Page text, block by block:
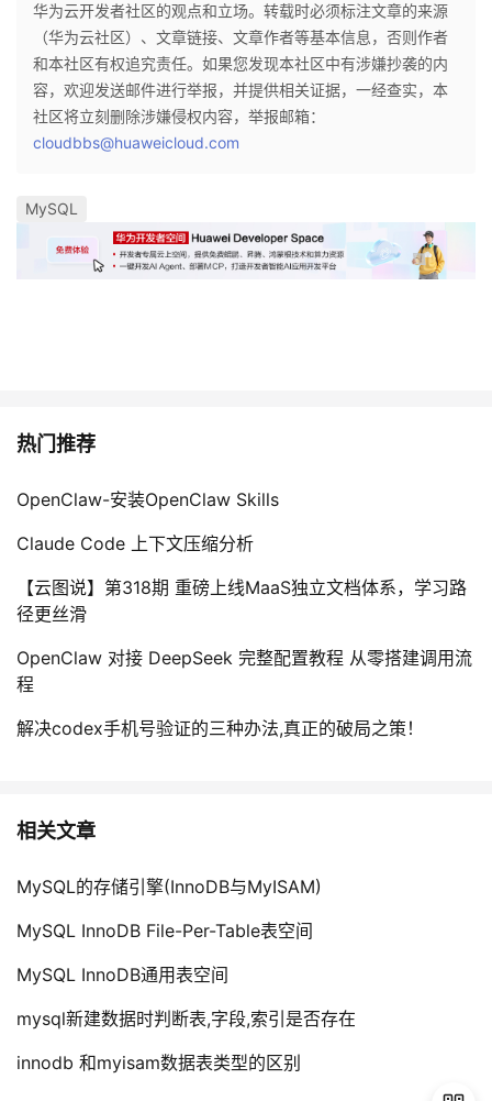
华为云开发者社区的观点和立场。转载时必须标注文章的来源
（华为云社区）、文章链接、文章作者等基本信息，否则作者
和本社区有权追究责任。如果您发现本社区中有涉嫌抄袭的内
容，欢迎发送邮件进行举报，并提供相关证据，一经查实，本
社区将立刻删除涉嫌侵权内容，举报邮箱：
cloudbbs@huaweicloud.com
MySQL
热门推荐
OpenClaw-安装OpenClaw Skills
Claude Code 上下文压缩分析
【云图说】第318期 重磅上线MaaS独立文档体系，学习路
径更丝滑
OpenClaw 对接 DeepSeek 完整配置教程 从零搭建调用流
程
解决codex手机号验证的三种办法,真正的破局之策！
相关文章
MySQL的存储引擎(InnoDB与MyISAM)
MySQL InnoDB File-Per-Table表空间
MySQL InnoDB通用表空间
mysql新建数据时判断表,字段,索引是否存在
innodb 和myisam数据表类型的区别